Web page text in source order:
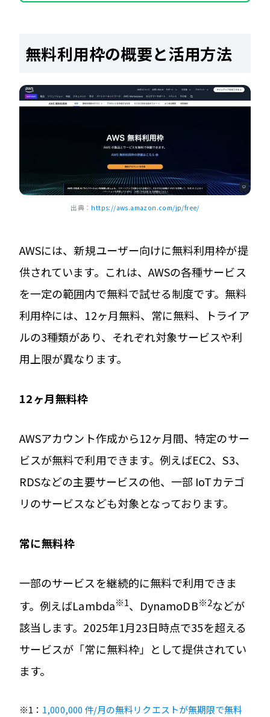
無料利用枠の概要と活用方法
出典： https://aws.amazon.com/jp/free/
AWSには、新規ユーザー向けに無料利用枠が提
供されています。これは、AWSの各種サービス
を一定の範囲内で無料で試せる制度です。無料
利用枠には、12ヶ月無料、常に無料、トライア
ルの3種類があり、それぞれ対象サービスや利
用上限が異なります。
12ヶ月無料枠
AWSアカウント作成から12ヶ月間、特定のサー
ビスが無料で利用できます。例えばEC2、S3、
RDSなどの主要サービスの他、一部 IoTカテゴ
リのサービスなども対象となっております。
常に無料枠
一部のサービスを継続的に無料で利用できま
す。例えばLambda※1、DynamoDB※2などが
該当します。2025年1月23日時点で35を超える
サービスが「常に無料枠」として提供されてい
ます。
※1： 1,000,000 件/月の無料リクエストが無期限で無料